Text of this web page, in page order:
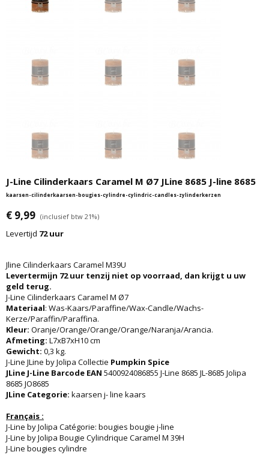
J-Line Cilinderkaars Caramel M Ø7 JLine 8685 J-line 8685
kaarsen-cilinderkaarsen-bougies-cylindre-cylindric-candles-zylinderkerzen
€ 9,99 (inclusief btw 21%)
Levertijd 72 uur
Jline Cilinderkaars Caramel M39U
Levertermijn 72 uur tenzij niet op voorraad, dan krijgt u uw
geld terug.
J-Line Cilinderkaars Caramel M Ø7
Materiaal: Was-Kaars/Paraffine/Wax-Candle/Wachs-
Kerze/Paraffin/Paraffina.
Kleur: Oranje/Orange/Orange/Orange/Naranja/Arancia.
Afmeting: L7xB7xH10 cm
Gewicht: 0,3 kg.
J-Line JLine by Jolipa Collectie Pumpkin Spice
JLine J-Line Barcode EAN 5400924086855 J-Line 8685 JL-8685 Jolipa
8685 JO8685
JLine Categorie: kaarsen j- line kaars
Français :
J-Line by Jolipa Catégorie: bougies bougie j-line
J-Line by Jolipa Bougie Cylindrique Caramel M 39H
J-Line bougies cylindre